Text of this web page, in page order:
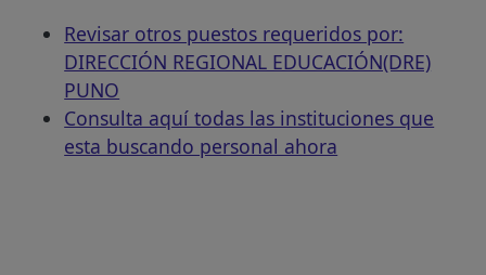
Revisar otros puestos requeridos por:
DIRECCIÓN REGIONAL EDUCACIÓN(DRE)
PUNO
Consulta aquí todas las instituciones que
esta buscando personal ahora